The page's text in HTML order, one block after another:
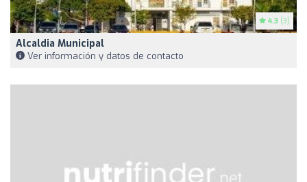
4.3 (3)
Alcaldia Municipal
Ver información y datos de contacto